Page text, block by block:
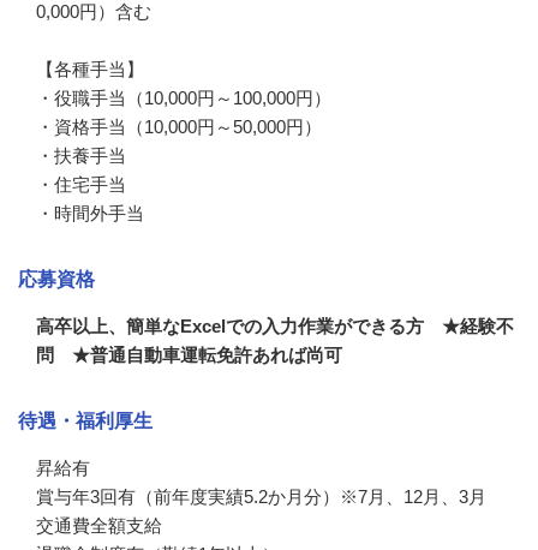
0,000円）含む
【各種手当】
・役職手当（10,000円～100,000円）
・資格手当（10,000円～50,000円）
・扶養手当
・住宅手当
・時間外手当
応募資格
高卒以上、簡単なExcelでの入力作業ができる方 ★経験不
問 ★普通自動車運転免許あれば尚可
待遇・福利厚生
昇給有
賞与年3回有（前年度実績5.2か月分）※7月、12月、3月
交通費全額支給